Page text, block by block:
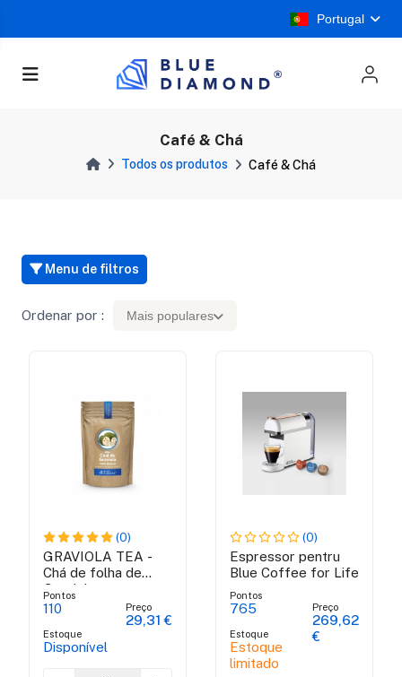
Portugal
Café & Chá
Todos os produtos Café & Chá
Menu de filtros
Ordenar por : Mais populares
(0)
GRAVIOLA TEA -
Chá de folha de
Graviola
Pontos
110
Estoque
Disponível
Preço
29,31 €
(0)
Espressor pentru
Blue Coffee for Life
Pontos
765
Estoque
Estoque
limitado
Preço
269,62
€